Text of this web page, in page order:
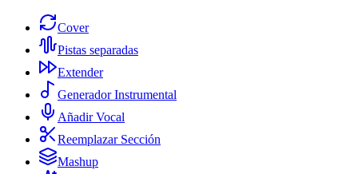
Cover
Pistas separadas
Extender
Generador Instrumental
Añadir Vocal
Reemplazar Sección
Mashup